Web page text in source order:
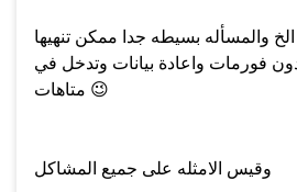
والمسأله بسيطه جدا ممكن تنهيها
فورمات واعادة بيانات وتدخل في
😉
وقيس الامثله على جميع المشاكل